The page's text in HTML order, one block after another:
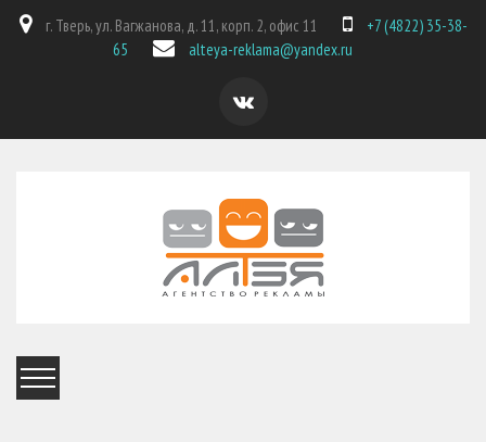
г. Тверь, ул. Вагжанова, д. 11, корп. 2, офис 11
+7 (4822) 35-38-
65
alteya-reklama@yandex.ru